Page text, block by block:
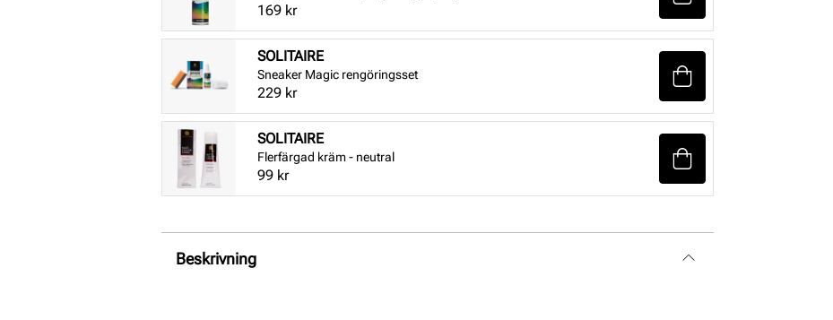
Pris
169 kr
SOLITAIRE
Sneaker Magic rengöringsset
Pris
229 kr
SOLITAIRE
Flerfärgad kräm - neutral
Pris
99 kr
Beskrivning